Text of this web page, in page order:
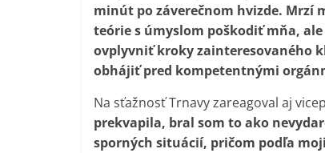
minút po záverečnom hvizde. Mrzí
teórie s úmyslom poškodiť mňa,
ovplyvniť kroky zainteresovaného
obhájiť pred kompetentnými
Na sťažnosť Trnavy zareagoval aj
prekvapila, bral som to ako
sporných situácií, pričom podľa